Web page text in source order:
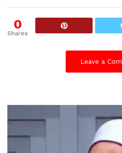
0
Shares
Leave a